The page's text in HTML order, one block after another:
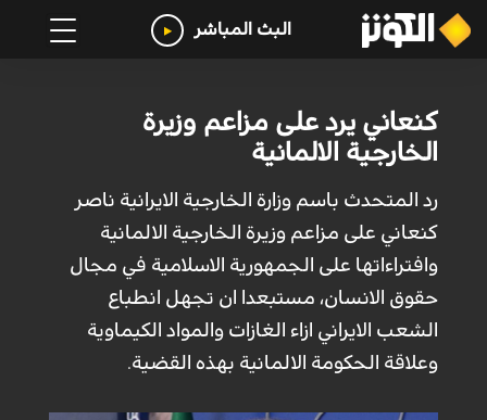
البث المباشر
كنعاني يرد على مزاعم وزيرة
الخارجية الالمانية
رد المتحدث باسم وزارة الخارجية الايرانية ناصر
كنعاني على مزاعم وزيرة الخارجية الالمانية
وافتراءاتها على الجمهورية الاسلامية في مجال
حقوق الانسان، مستبعدا ان تجهل انطباع
الشعب الايراني ازاء الغازات والمواد الكيماوية
وعلاقة الحكومة الالمانية بهذه القضية.